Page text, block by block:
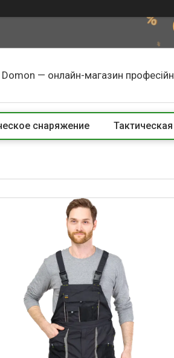
Domon — онлайн-магазин
снаряжение